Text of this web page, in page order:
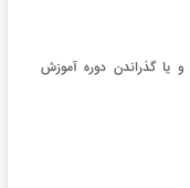
یا گذراندن دوره آموزش